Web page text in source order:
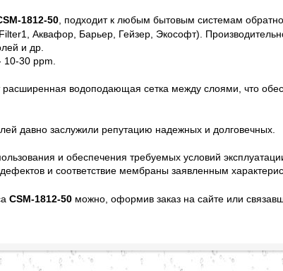
1812-50 , подходит к любым бытовым системам
Аквафор, Барьер, Гейзер, Экософт).
и др.
30 ppm.
расширенная водоподающая сетка между слоями, что
давно заслужили репутацию надежных и долговечных.
и обеспечения требуемых условий
и соответствие мембраны заявленным
CSM-1812-50 можно, оформив заказ на сайте или